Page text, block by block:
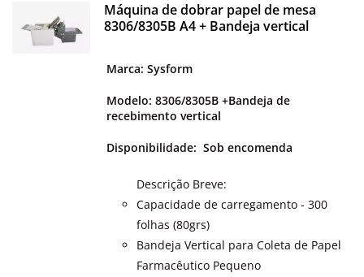
Máquina de dobrar papel de mesa
8306/8305B A4 + Bandeja vertical
Marca: Sysform
Modelo: 8306/8305B +Bandeja de
recebimento vertical
Disponibilidade: Sob encomenda
Descrição Breve:
Capacidade de carregamento - 300
folhas (80grs)
Bandeja Vertical para Coleta de Papel
Farmacêutico Pequeno